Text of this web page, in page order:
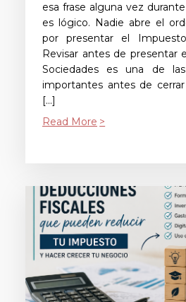
esa frase alguna vez
es lógico. Nadie abre el
por presentar el
Revisar antes de presentar
Sociedades es una de
importantes antes de
[…]
Read More